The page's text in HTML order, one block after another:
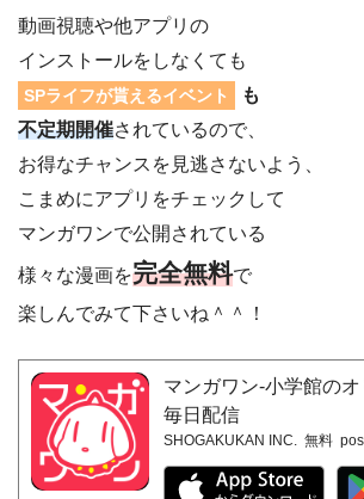
動画視聴や他アプリの
インストールをしなくても
SPライフが貰えるイベント
も
不定期開催されているので、
お得なチャンスを見逃さないよう、
こまめにアプリをチェックして
マンガワンで公開されている
様々な漫画を完全無料で
楽しんでみて下さいね＾＾！
マンガワン-小学館の
毎日配信
SHOGAKUKAN INC. 無料